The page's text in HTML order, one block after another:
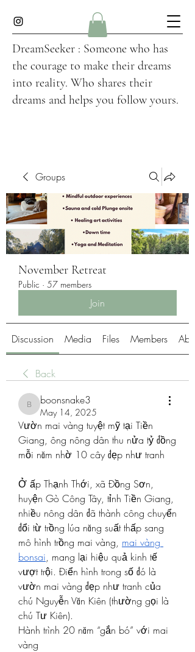
DreamSeeker : Someone who has
the courage to make their dreams
into reality. Who shares their
dreams and helps you follow yours.
Groups
November Retreat
Public · 57 members
Join
Discussion Media Files Members About
Back
boonsnake3
boonsnake3
May 14, 2025
Vườn mai vàng tuyệt mỹ tại Tiền
Giang, ông nông dân thu nửa tỷ đồng
mỗi năm nhờ 10 cây đẹp như tranh
Ở ấp Thạnh Thới, xã Đồng Sơn,
huyện Gò Công Tây, tỉnh Tiền Giang,
nhiều nông dân đã thành công chuyển
đổi từ trồng lúa năng suất thấp sang
mô hình trồng mai vàng, mai vàng
bonsai, mang lại hiệu quả kinh tế
vượt trội. Điển hình trong số đó là
vườn mai vàng đẹp như tranh của
chú Nguyễn Văn Kiên (thường gọi là
chú Tư Kiên).
Hành trình 20 năm “gắn bó” với mai
vàng